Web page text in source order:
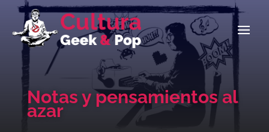
Notas y pensamientos al
azar